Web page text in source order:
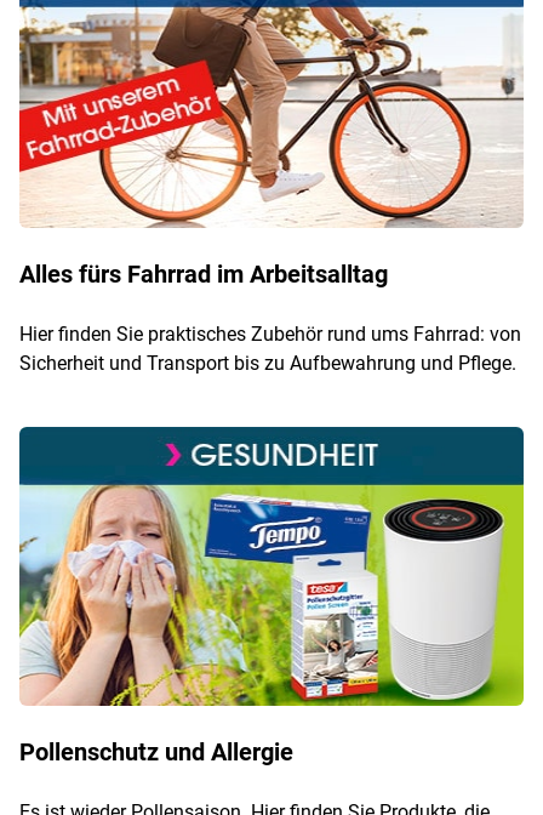
Alles fürs Fahrrad im Arbeitsalltag
Hier finden Sie praktisches Zubehör rund ums Fahrrad: von
Sicherheit und Transport bis zu Aufbewahrung und Pflege.
Pollenschutz und Allergie